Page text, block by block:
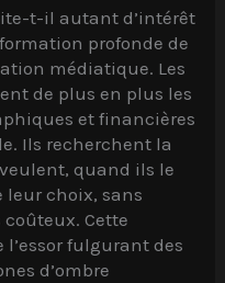
t-il autant d’intérêt
profonde de
médiatique. Les
de plus en plus les
et financières
Ils recherchent la
quand ils le
leur choix, sans
Cette
fulgurant des
d’ombre